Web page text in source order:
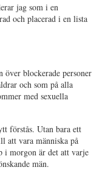
jag som i en
och placerad i en lista
över blockerade personer
och som på alla
med sexuella
förstås. Utan bara ett
att vara människa på
i morgon är det att varje
män.